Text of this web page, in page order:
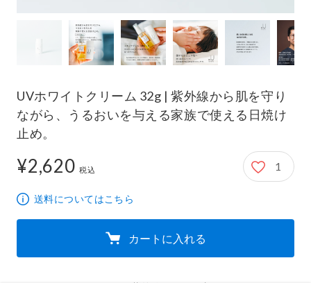
UVホワイトクリーム 32g | 紫外線から肌を守り
ながら、うるおいを与える家族で使える日焼け
止め。
¥2,620税込
2,620円 1
送料についてはこちら
カートに入れる